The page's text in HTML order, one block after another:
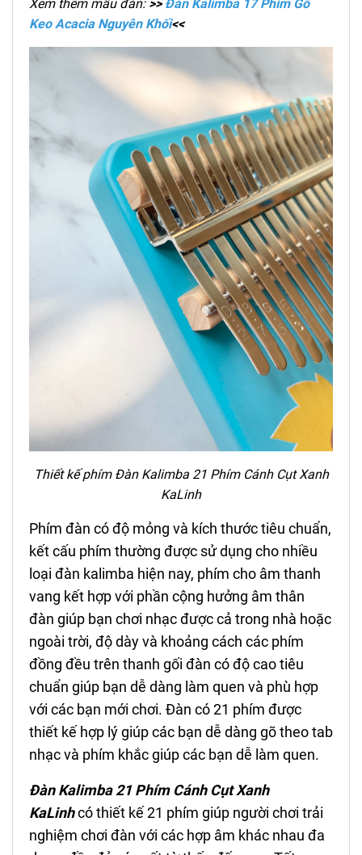
Xem thêm mẫu đàn: >> Đàn Kalimba 17 Phím Gỗ
Keo Acacia Nguyên Khối<<
Thiết kế phím Đàn Kalimba 21 Phím Cánh CụtXanh
KaLinh
Phím đàn có độ mỏng và kích thước tiêu chuẩn,
kết cấu phím thường được sử dụng cho nhiều
loại đàn kalimba hiện nay, phím cho âm thanh
vang kết hợp với phần cộng hưởng âm thân
đàn giúp bạn chơi nhạc được cả trong nhà hoặc
ngoài trời, độ dày và khoảng cách các phím
đồng đều trên thanh gối đàn có độ cao tiêu
chuẩn giúp bạn dễ dàng làm quen và phù hợp
với các bạn mới chơi. Đàn có 21 phím được
thiết kế hợp lý giúp các bạn dễ dàng gõ theo tab
nhạc và phím khắc giúp các bạn dễ làm quen.
Đàn Kalimba 21 Phím Cánh CụtXanh
KaLinhcó thiết kế 21 phím giúp người chơi trải
nghiệm chơi đàn với các hợp âm khác nhau đa